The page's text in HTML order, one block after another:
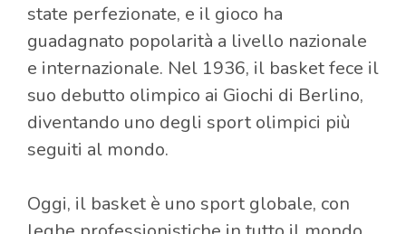
state perfezionate, e il gioco ha
guadagnato popolarità a livello nazionale
e internazionale. Nel 1936, il basket fece il
suo debutto olimpico ai Giochi di Berlino,
diventando uno degli sport olimpici più
seguiti al mondo.
Oggi, il basket è uno sport globale, con